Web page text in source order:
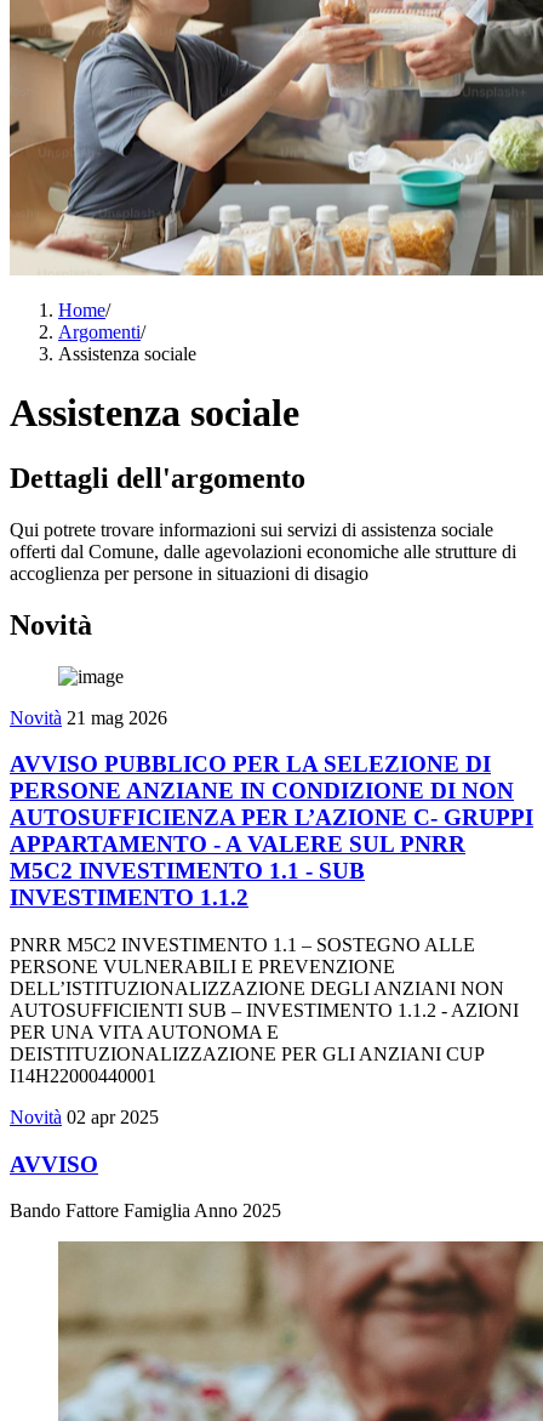
Home/
Argomenti/
Assistenza sociale
Assistenza sociale
Dettagli dell'argomento
Qui potrete trovare informazioni sui servizi di assistenza sociale
offerti dal Comune, dalle agevolazioni economiche alle strutture di
accoglienza per persone in situazioni di disagio
Novità
Novità 21 mag 2026
AVVISO PUBBLICO PER LA SELEZIONE DI
PERSONE ANZIANE IN CONDIZIONE DI NON
AUTOSUFFICIENZA PER L’AZIONE C- GRUPPI
APPARTAMENTO - A VALERE SUL PNRR
M5C2 INVESTIMENTO 1.1 - SUB
INVESTIMENTO 1.1.2
PNRR M5C2 INVESTIMENTO 1.1 – SOSTEGNO ALLE
PERSONE VULNERABILI E PREVENZIONE
DELL’ISTITUZIONALIZZAZIONE DEGLI ANZIANI NON
AUTOSUFFICIENTI SUB – INVESTIMENTO 1.1.2 - AZIONI
PER UNA VITA AUTONOMA E
DEISTITUZIONALIZZAZIONE PER GLI ANZIANI CUP
I14H22000440001
Novità 02 apr 2025
AVVISO
Bando Fattore Famiglia Anno 2025